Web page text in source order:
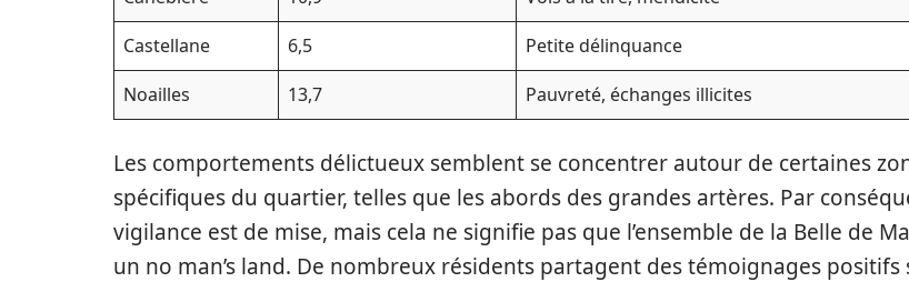
Castellane
6,5
Petite délinquance
Noailles
13,7 Pauvreté, échanges illicites
Les comportements délictueux semblent se concentrer autour de certaines
spécifiques du quartier, telles que les abords des grandes artères. Par
vigilance est de mise, mais cela ne signifie pas que l’ensemble de la Belle de
un no man’s land. De nombreux résidents partagent des témoignages positifs